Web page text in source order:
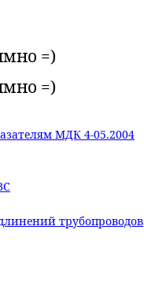
=)
=)
МДК 4-05.2004
трубопроводов